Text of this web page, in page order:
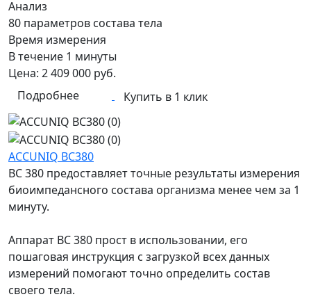
Анализ
80 параметров состава тела
Время измерения
В течение 1 минуты
Цена: 2 409 000 руб.
Подробнее
Купить в 1 клик
ACCUNIQ BC380
BC 380 предоставляет точные результаты измерения
биоимпедансного состава организма менее чем за 1
минуту.
Аппарат BC 380 прост в использовании, его
пошаговая инструкция с загрузкой всех данных
измерений помогают точно определить состав
своего тела.